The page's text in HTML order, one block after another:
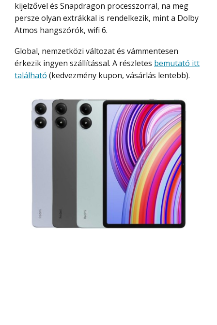
kijelzővel és Snapdragon processzorral, na meg
persze olyan extrákkal is rendelkezik, mint a Dolby
Atmos hangszórók, wifi 6.
Global, nemzetközi változat és vámmentesen
érkezik ingyen szállítással. A részletes bemutató itt
található (kedvezmény kupon, vásárlás lentebb).